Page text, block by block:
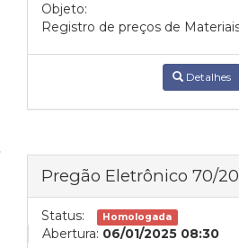
Objeto:
Registro de preços de
Detalhes
Pregão Eletrônico 70/
Status: Homologada
Abertura: 06/01/2025 08:30